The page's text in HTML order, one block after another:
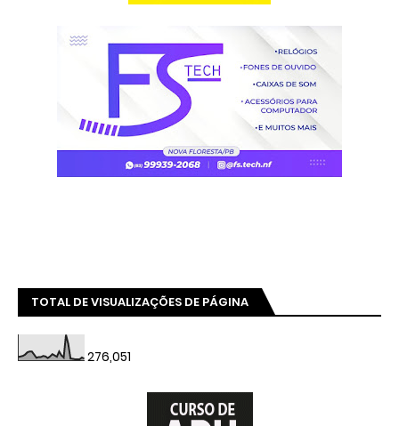
TOTAL DE VISUALIZAÇÕES DE PÁGINA
276,051